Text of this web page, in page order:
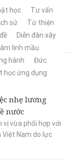
học
Tư vấn
Lịch sử
Từ thiện
Diễn đàn xây
linh mầu
hành
Đức
học ứng dụng
nhẹ lương
nước
vị vừa phối hợp với
Việt Nam do lực